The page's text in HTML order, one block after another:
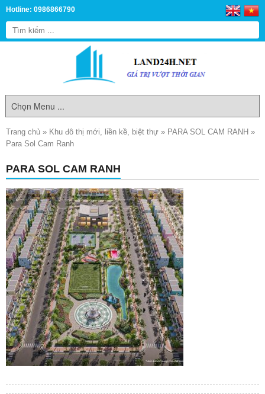
Hotline: 0986866790
Trang chủ » Khu đô thị mới, liền kề, biệt thự » PARA SOL CAM RANH »
Para Sol Cam Ranh
PARA SOL CAM RANH